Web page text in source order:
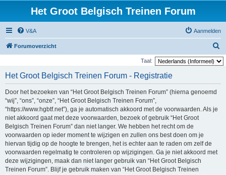
Het Groot Belgisch Treinen Forum
V&A Aanmelden
Forumoverzicht
o
Taal:
Het Groot Belgisch Treinen Forum - Registratie
Door het bezoeken van “Het Groot Belgisch Treinen Forum” (hierna genoemd
“wij”, “ons”, “onze”, “Het Groot Belgisch Treinen Forum”,
“https://www.hgbtf.net”), ga je automatisch akkoord met de voorwaarden. Als je
niet akkoord gaat met deze voorwaarden, bezoek of gebruik “Het Groot
Belgisch Treinen Forum” dan niet langer. We hebben het recht om de
voorwaarden op ieder moment te wijzigen en zullen ons best doen om je
hiervan tijdig op de hoogte te brengen, het is echter aan te raden om zelf de
voorwaarden regelmatig te controleren op wijzigingen. Ga je niet akkoord met
deze wijzigingen, maak dan niet langer gebruik van “Het Groot Belgisch
Treinen Forum”. Blijf je gebruik maken van “Het Groot Belgisch Treinen